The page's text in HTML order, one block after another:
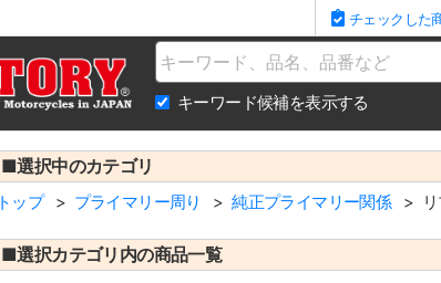
チェックした
Name
キーワード候補を表示する
■選択中のカテゴリ
トップ プライマリー周り 純正プライマリー関係
■選択カテゴリ内の商品一覧